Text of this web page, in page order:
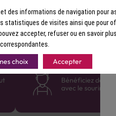
Des cavistes
Bénéficiez de
avec le sourire :)
des informations de navigation pour
statistiques de visites ainsi que pour
accepter, refuser ou en savoir
choix Accepter